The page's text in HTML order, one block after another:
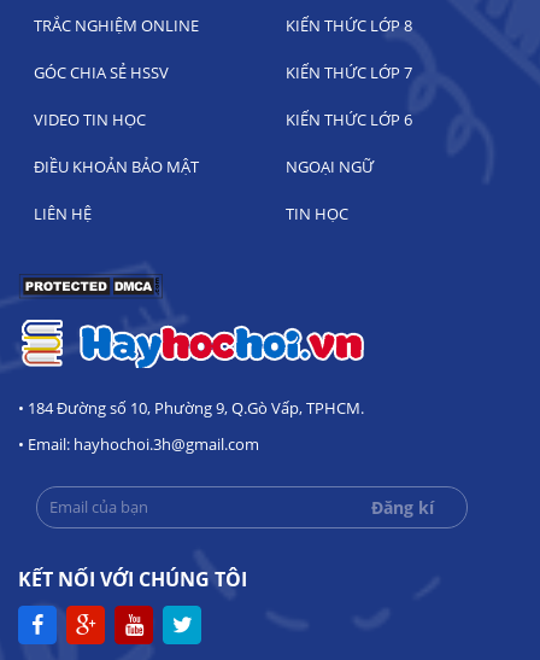
TRẮC NGHIỆM ONLINE KIẾN THỨC LỚP 8
GÓC CHIA SẺ HSSV KIẾN THỨC LỚP 7
VIDEO TIN HỌC KIẾN THỨC LỚP 6
ĐIỀU KHOẢN BẢO MẬT NGOẠI NGỮ
LIÊN HỆ TIN HỌC
• 184 Đường số 10, Phường 9, Q.Gò Vấp, TPHCM.
• Email: hayhochoi.3h@gmail.com
KẾT NỐI VỚI CHÚNG TÔI